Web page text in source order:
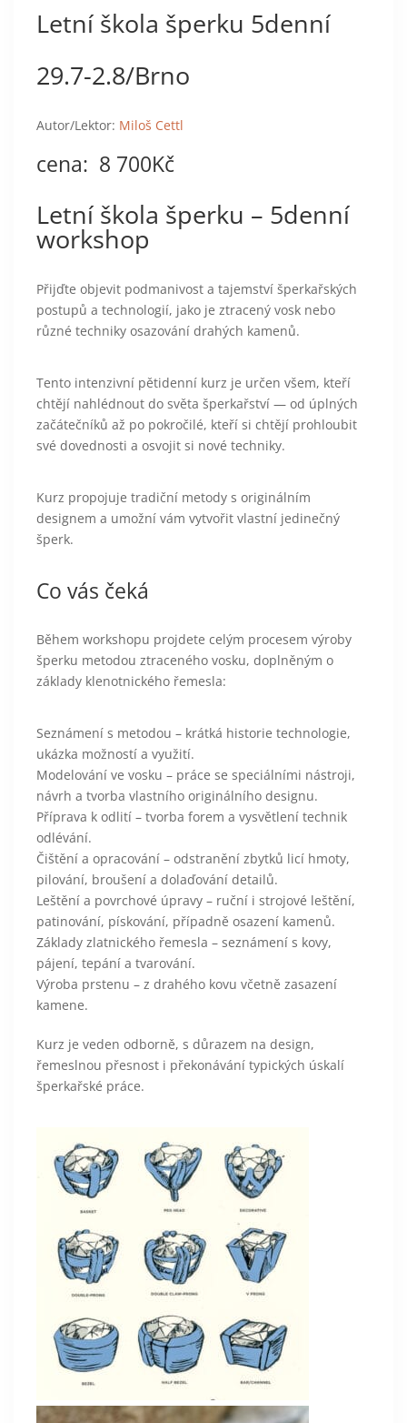
Letní škola šperku 5denní
29.7-2.8/Brno
Autor/Lektor: Miloš Cettl
cena: 8 700Kč
Letní škola šperku – 5denní
workshop
Přijďte objevit podmanivost a tajemství šperkařských
postupů a technologií, jako je ztracený vosk nebo
různé techniky osazování drahých kamenů.
Tento intenzivní pětidenní kurz je určen všem, kteří
chtějí nahlédnout do světa šperkařství — od úplných
začátečníků až po pokročilé, kteří si chtějí prohloubit
své dovednosti a osvojit si nové techniky.
Kurz propojuje tradiční metody s originálním
designem a umožní vám vytvořit vlastní jedinečný
šperk.
Co vás čeká
Během workshopu projdete celým procesem výroby
šperku metodou ztraceného vosku, doplněným o
základy klenotnického řemesla:
Seznámení s metodou – krátká historie technologie,
ukázka možností a využití.
Modelování ve vosku – práce se speciálními nástroji,
návrh a tvorba vlastního originálního designu.
Příprava k odlití – tvorba forem a vysvětlení technik
odlévání.
Čištění a opracování – odstranění zbytků licí hmoty,
pilování, broušení a dolaďování detailů.
Leštění a povrchové úpravy – ruční i strojové leštění,
patinování, pískování, případně osazení kamenů.
Základy zlatnického řemesla – seznámení s kovy,
pájení, tepání a tvarování.
Výroba prstenu – z drahého kovu včetně zasazení
kamene.
Kurz je veden odborně, s důrazem na design,
řemeslnou přesnost i překonávání typických úskalí
šperkařské práce.